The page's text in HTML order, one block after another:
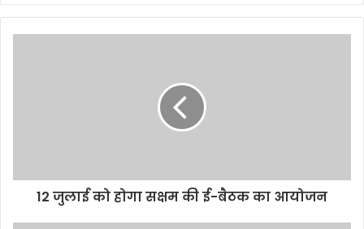
12 जुलाई को होगा सक्षम की ई-बैठक का आयोजन